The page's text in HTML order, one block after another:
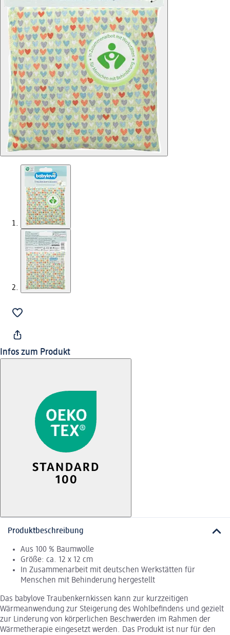
Infos zum Produkt
Produktbeschreibung
Aus 100 % Baumwolle
Größe: ca. 12 x 12 cm
In Zusammenarbeit mit deutschen Werkstätten für
Menschen mit Behinderung hergestellt
Das babylove Traubenkernkissen kann zur kurzzeitigen
Wärmeanwendung zur Steigerung des Wohlbefindens und gezielt
zur Linderung von körperlichen Beschwerden im Rahmen der
Wärmetherapie eingesetzt werden. Das Produkt ist nur für den